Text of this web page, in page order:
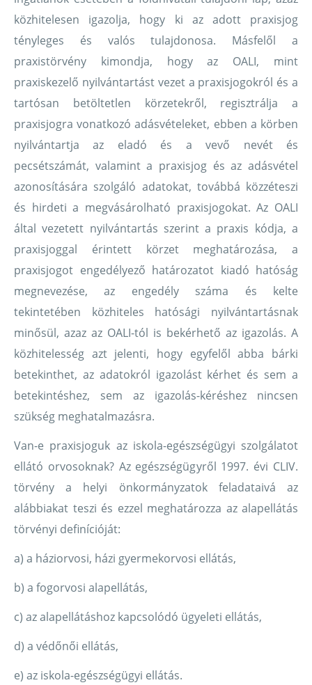
közhitelesen igazolja, hogy ki az adott praxisjog
tényleges és valós tulajdonosa. Másfelől a
praxistörvény kimondja, hogy az OALI, mint
praxiskezelő nyilvántartást vezet a praxisjogokról és a
tartósan betöltetlen körzetekről, regisztrálja a
praxisjogra vonatkozó adásvételeket, ebben a körben
nyilvántartja az eladó és a vevő nevét és
pecsétszámát, valamint a praxisjog és az adásvétel
azonosítására szolgáló adatokat, továbbá közzéteszi
és hirdeti a megvásárolható praxisjogokat. Az OALI
által vezetett nyilvántartás szerint a praxis kódja, a
praxisjoggal érintett körzet meghatározása, a
praxisjogot engedélyező határozatot kiadó hatóság
megnevezése, az engedély száma és kelte
tekintetében közhiteles hatósági nyilvántartásnak
minősül, azaz az OALI-tól is bekérhető az igazolás. A
közhitelesség azt jelenti, hogy egyfelől abba bárki
betekinthet, az adatokról igazolást kérhet és sem a
betekintéshez, sem az igazolás-kéréshez nincsen
szükség meghatalmazásra.
Van-e praxisjoguk az iskola-egészségügyi szolgálatot
ellátó orvosoknak? Az egészségügyről 1997. évi CLIV.
törvény a helyi önkormányzatok feladataivá az
alábbiakat teszi és ezzel meghatározza az alapellátás
törvényi definícióját:
a) a háziorvosi, házi gyermekorvosi ellátás,
b) a fogorvosi alapellátás,
c) az alapellátáshoz kapcsolódó ügyeleti ellátás,
d) a védőnői ellátás,
e) az iskola-egészségügyi ellátás.